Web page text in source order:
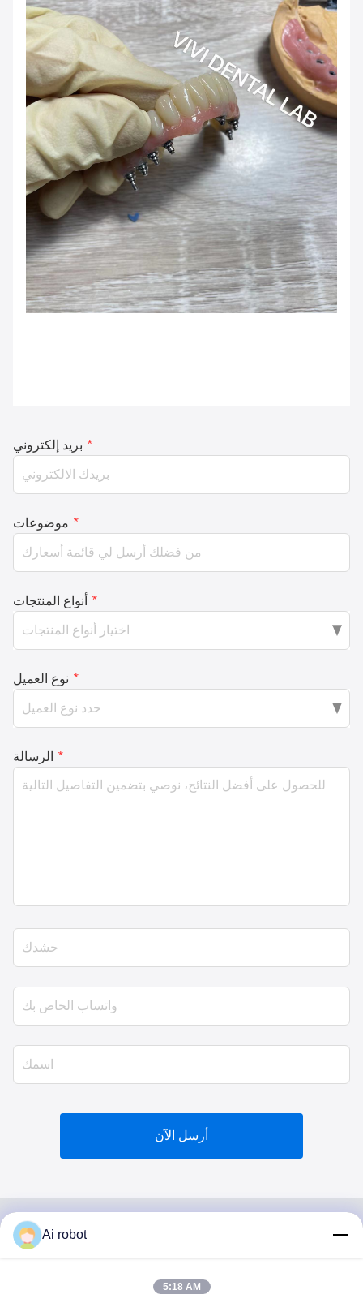
بريد إلكتروني *
موضوعات *
أنواع المنتجات *
نوع العميل *
الرسالة *
أرسل الآن
VIVI DENTAI
LABORATORY
Ai robot
5:18 AM